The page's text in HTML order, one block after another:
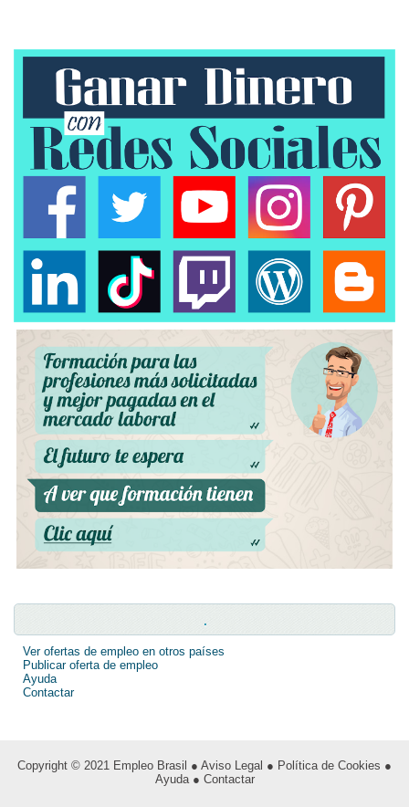
.
Ver ofertas de empleo en otros países
Publicar oferta de empleo
Ayuda
Contactar
Copyright © 2021 Empleo Brasil ● Aviso Legal ● Política de Cookies ●
Ayuda ● Contactar